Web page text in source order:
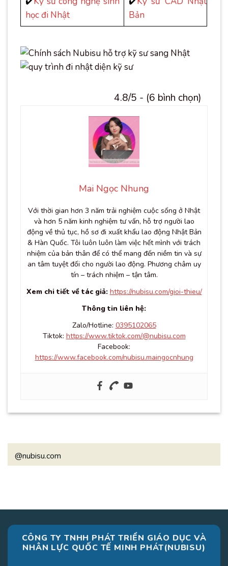
học đi Nhật
Bản
4.8/5 - (6 bình chọn)
Mai Ngọc Nhung
Với thời gian hơn 3 năm trải nghiệm cuộc sống ở Nhật
và hơn 5 năm kinh nghiệm tư vấn, hỗ trợ người lao
động về thủ tục, hồ sơ đi xuất khẩu lao động Nhật Bản
& Hàn Quốc. Tôi luôn luôn làm việc hết mình với trách
nhiệm của bản thân để có thể mang đến niềm tin và sự
an tâm tuyệt đối cho người lao động. Phương châm uy
tín – trách nhiệm – tận tâm.
Xem chi tiết về tác giả: https://nubisu.com/gioi-thieu/
Thông tin liên hệ:
Zalo/Hotline: 0395102065
Tiktok: https://www.tiktok.com/@nubisu.com
Facebook:
https://www.facebook.com/nubisu.maingocnhung
@nubisu.com
CÔNG TY TNHH PHÁT TRIỂN GIÁO DỤC VÀ
NHÂN LỰC QUỐC TẾ MINH PHÁT(NUBISU)